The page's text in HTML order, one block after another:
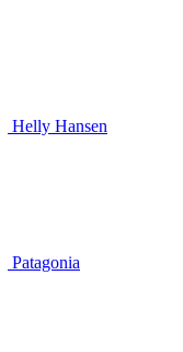
Helly Hansen
Patagonia